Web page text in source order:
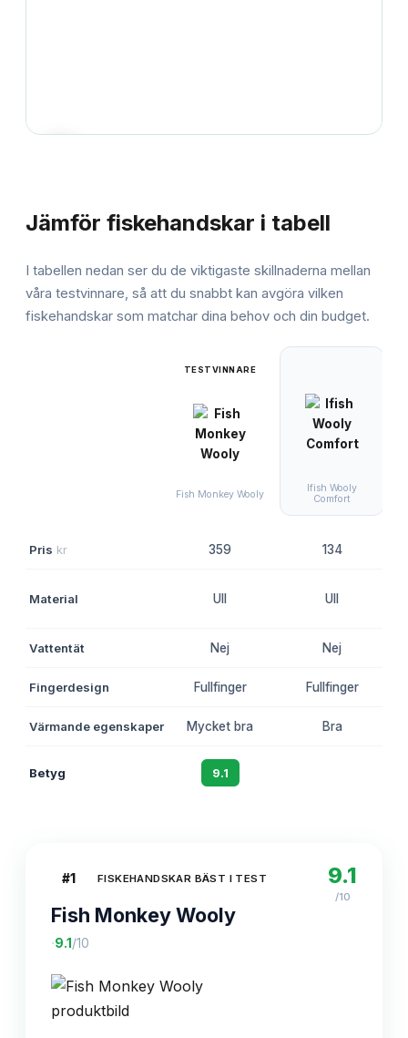
Jämför fiskehandskar i tabell
I tabellen nedan ser du de viktigaste skillnaderna mellan
våra testvinnare, så att du snabbt kan avgöra vilken
fiskehandskar som matchar dina behov och din budget.
TESTVINNARE
Fish Monkey Wooly
Ifish Wooly
Comfort
Pris kr 359 134
Material Ull Ull
Vattentät Nej Nej
Fingerdesign Fullfinger Fullfinger
Värmande egenskaper Mycket bra Bra
Betyg 9.1
#1 FISKEHANDSKAR BÄST I TEST
Fish Monkey Wooly
·9.1 /10
9.1
/10